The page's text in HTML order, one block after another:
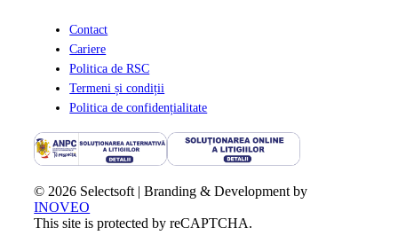
Contact
Cariere
Politica de RSC
Termeni și condiții
Politica de confidențialitate
© 2026 Selectsoft | Branding & Development by
INOVEO
This site is protected by reCAPTCHA.